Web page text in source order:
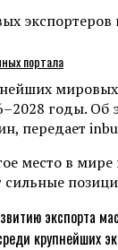
портала
годы.
передает
место в
крупнейших